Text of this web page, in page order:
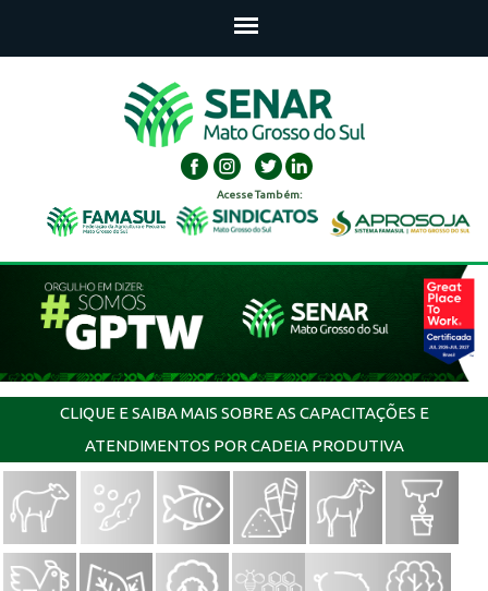
Acesse Também:
CLIQUE E SAIBA MAIS SOBRE AS CAPACITAÇÕES E
ATENDIMENTOS POR CADEIA PRODUTIVA